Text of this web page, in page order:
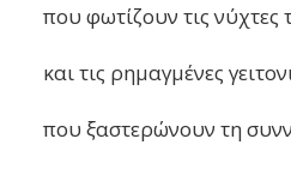
που φωτίζουν τις νύχτες
και τις ρημαγμένες
που ξαστερώνουν τη